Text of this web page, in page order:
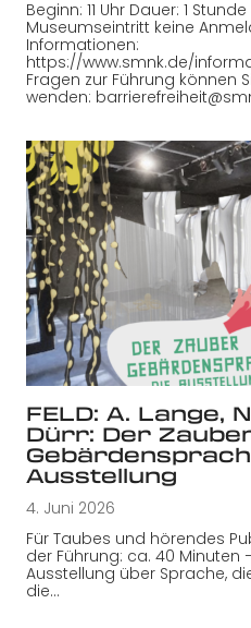
Beginn: 11 Uhr Dauer: 1
Museumseintritt keine
Informationen:
https://www.smnk.de/
Fragen zur Führung können
wenden:
FELD: A. Lange,
Dürr: Der
Ausstellung
4. Juni 2026
Für Taubes und hörendes
der Führung: ca. 40 Minuten
Ausstellung über Sprache,
die…